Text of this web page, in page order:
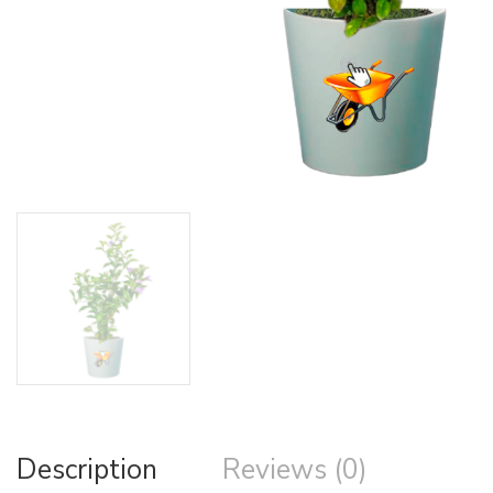
Description Reviews (0)